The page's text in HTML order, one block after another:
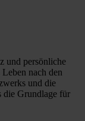
und persönliche
nach den
und die
die Grundlage für